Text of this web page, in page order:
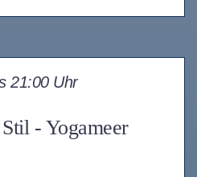
- Yogameer
21:00 Uhr